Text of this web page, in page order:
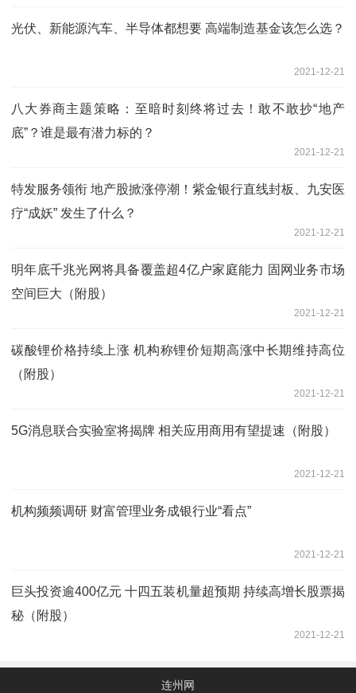
光伏、新能源汽车、半导体都想要 高端制造基金该怎么选？
2021-12-21
八大券商主题策略：至暗时刻终将过去！敢不敢抄“地产
底”？谁是最有潜力标的？
2021-12-21
特发服务领衔 地产股掀涨停潮！紫金银行直线封板、九安医
疗“成妖” 发生了什么？
2021-12-21
明年底千兆光网将具备覆盖超4亿户家庭能力 固网业务市场
空间巨大（附股）
2021-12-21
碳酸锂价格持续上涨 机构称锂价短期高涨中长期维持高位
（附股）
2021-12-21
5G消息联合实验室将揭牌 相关应用商用有望提速（附股）
2021-12-21
机构频频调研 财富管理业务成银行业“看点”
2021-12-21
巨头投资逾400亿元 十四五装机量超预期 持续高增长股票揭
秘（附股）
2021-12-21
连州网